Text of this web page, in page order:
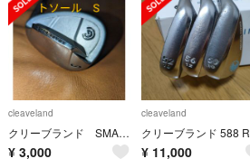
cleaveland
クリーブランド SMART SOLE S
¥ 3,000
cleaveland
¥ 11,000